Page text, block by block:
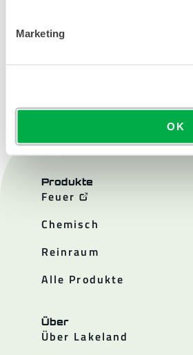
Marketing
OK
Produkte
Feuer
Chemisch
Reinraum
Alle Produkte
Über
Über Lakeland